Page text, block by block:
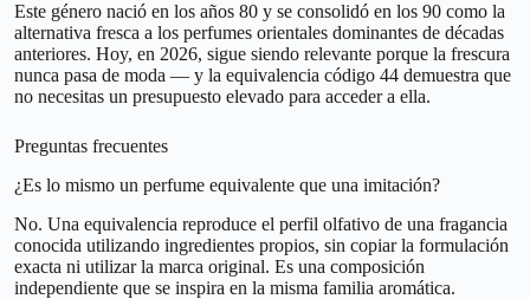
Este género nació en los años 80 y se consolidó en los 90 como la
alternativa fresca a los perfumes orientales dominantes de décadas
anteriores. Hoy, en 2026, sigue siendo relevante porque la frescura
nunca pasa de moda — y la equivalencia código 44 demuestra que
no necesitas un presupuesto elevado para acceder a ella.
Preguntas frecuentes
¿Es lo mismo un perfume equivalente que una imitación?
No. Una equivalencia reproduce el perfil olfativo de una fragancia
conocida utilizando ingredientes propios, sin copiar la formulación
exacta ni utilizar la marca original. Es una composición
independiente que se inspira en la misma familia aromática.